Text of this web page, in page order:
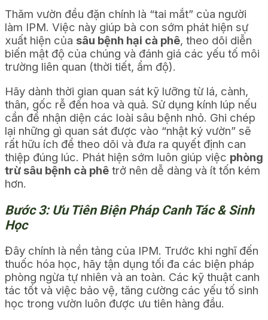
Thăm vườn đều đặn chính là “tai mắt” của người
làm IPM. Việc này giúp bà con sớm phát hiện sự
xuất hiện của sâu bệnh hại cà phê, theo dõi diễn
biến mật độ của chúng và đánh giá các yếu tố môi
trường liên quan (thời tiết, ẩm độ).
Hãy dành thời gian quan sát kỹ lưỡng từ lá, cành,
thân, gốc rễ đến hoa và quả. Sử dụng kính lúp nếu
cần để nhận diện các loài sâu bệnh nhỏ. Ghi chép
lại những gì quan sát được vào “nhật ký vườn” sẽ
rất hữu ích để theo dõi và đưa ra quyết định can
thiệp đúng lúc. Phát hiện sớm luôn giúp việc phòng
trừ sâu bệnh cà phê trở nên dễ dàng và ít tốn kém
hơn.
Bước 3: Ưu Tiên Biện Pháp Canh Tác & Sinh
Học
Đây chính là nền tảng của IPM. Trước khi nghĩ đến
thuốc hóa học, hãy tận dụng tối đa các biện pháp
phòng ngừa tự nhiên và an toàn. Các kỹ thuật canh
tác tốt và việc bảo vệ, tăng cường các yếu tố sinh
học trong vườn luôn được ưu tiên hàng đầu.